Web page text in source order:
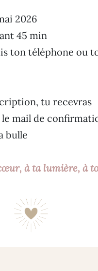
2026
45 min
ton téléphone ou
tu recevras
mail de
bulle
à ta lumière, à